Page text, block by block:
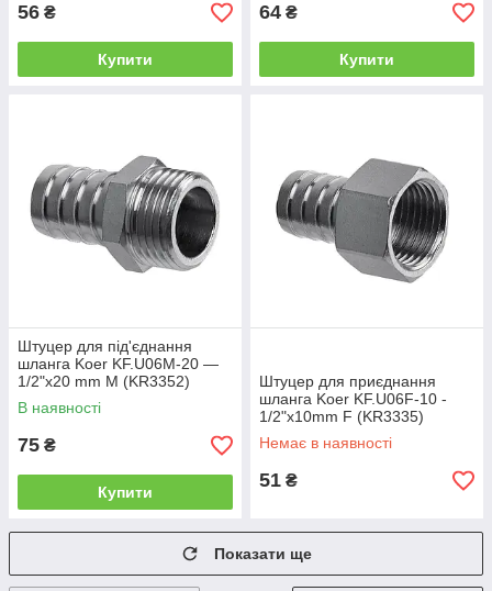
56 ₴
Купити
64 ₴
Купити
Штуцер для під'єднання
шланга Koer KF.U06M-20 —
1/2"x20 mm M (KR3352)
В наявності
75 ₴
Купити
Штуцер для приєднання
шланга Koer KF.U06F-10 -
1/2"x10mm F (KR3335)
Немає в наявності
51 ₴
Показати ще